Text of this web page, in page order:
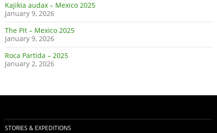
Kajikia audax – Mexico 2025
January 9, 2026
The Pit – Mexico 2025
January 9, 2026
Roca Partida – 2025
January 2, 2026
STORIES & EXPEDITIONS